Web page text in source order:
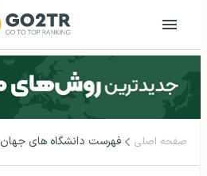
صفحه اصلی فهرست دانشگاه‌ های جهان